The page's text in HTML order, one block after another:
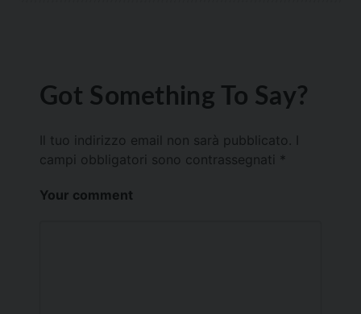
Got Something To Say?
Il tuo indirizzo email non sarà pubblicato.
campi obbligatori sono contrassegnati *
Your comment